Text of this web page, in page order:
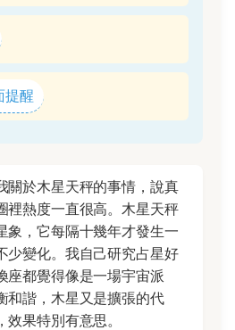
提醒
關於木星天秤的事情，說真
裡熱度一直很高。木星天秤
象，它每隔十幾年才發生一
少變化。我自己研究占星好
座都覺得像是一場宇宙派
和諧，木星又是擴張的代
果特別有意思。